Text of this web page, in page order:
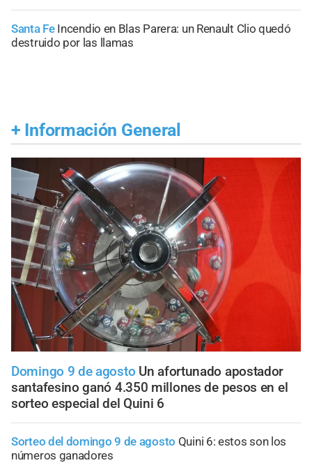
Santa Fe Incendio en Blas Parera: un Renault Clio quedó
destruido por las llamas
+ Información General
Domingo 9 de agosto Un afortunado apostador
santafesino ganó 4.350 millones de pesos en el
sorteo especial del Quini 6
Sorteo del domingo 9 de agosto Quini 6: estos son los
números ganadores